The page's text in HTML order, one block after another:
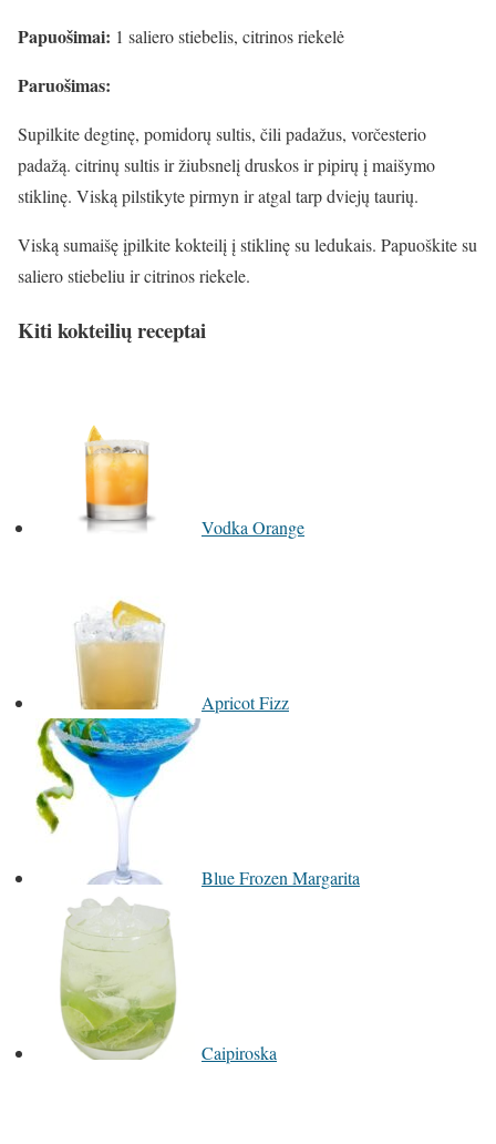
Papuošimai: 1 saliero stiebelis, citrinos riekelė
Paruošimas:
Supilkite degtinę, pomidorų sultis, čili padažus, vorčesterio
padažą. citrinų sultis ir žiubsnelį druskos ir pipirų į maišymo
stiklinę. Viską pilstikyte pirmyn ir atgal tarp dviejų taurių.
Viską sumaišę įpilkite kokteilį į stiklinę su ledukais. Papuoškite su
saliero stiebeliu ir citrinos riekele.
Kiti kokteilių receptai
Vodka Orange
Apricot Fizz
Blue Frozen Margarita
Caipiroska